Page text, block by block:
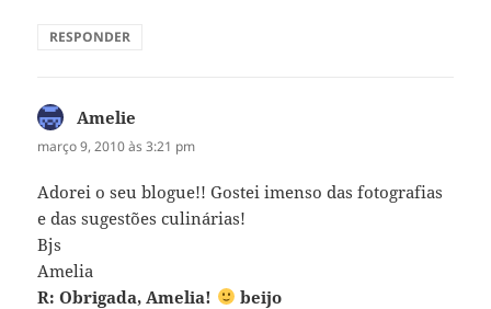
RESPONDER
Amelie
março 9, 2010 às 3:21 pm
Adorei o seu blogue!! Gostei imenso das fotografias
e das sugestões culinárias!
Bjs
Amelia
R: Obrigada, Amelia!
beijo